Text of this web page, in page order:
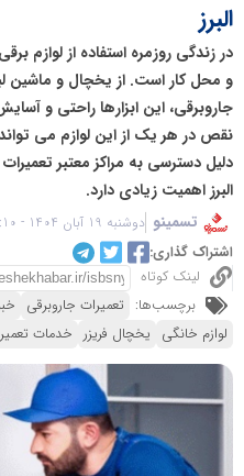
البرز
در زندگی روزمره استفاده از لوازم
و محل کار است. از یخچال و ماشین
جاروبرقی، این ابزارها راحتی و
نقص در هر یک از این لوازم می
دلیل دسترسی به مراکز معتبر
البرز اهمیت زیادی دارد.
تسمینو دوشنبه 19 آبان 1404 - 15:10
اشتراک گذاری:
لینک کوتاه
برچسب‌ها: تعمیرات جاروبرقی
لوازم خانگی یخچال فریزر خدمات